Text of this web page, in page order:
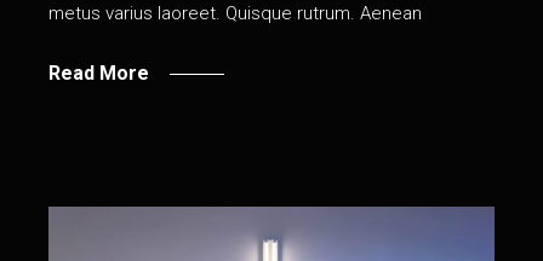
metus varius laoreet. Quisque rutrum. Aenean
Read More